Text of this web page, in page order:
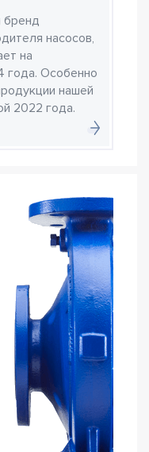
бренд
насосов,
на
года. Особенно
нашей
2022 года.